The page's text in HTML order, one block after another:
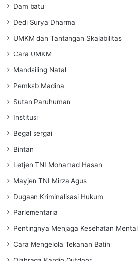
Dam batu
Dedi Surya Dharma
UMKM dan Tantangan Skalabilitas
Cara UMKM
Mandailing Natal
Pemkab Madina
Sutan Paruhuman
Institusi
Begal sergai
Bintan
Letjen TNI Mohamad Hasan
Mayjen TNI Mirza Agus
Dugaan Kriminalisasi Hukum
Parlementaria
Pentingnya Menjaga Kesehatan Mental
Cara Mengelola Tekanan Batin